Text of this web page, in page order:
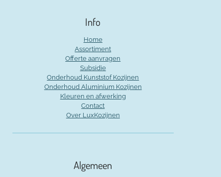
Info
Home
Assortiment
Offerte aanvragen
Subsidie
Onderhoud Kunststof Kozijnen
Onderhoud Aluminium Kozijnen
Kleuren en afwerking
Contact
Over LuxKozijnen
Algemeen